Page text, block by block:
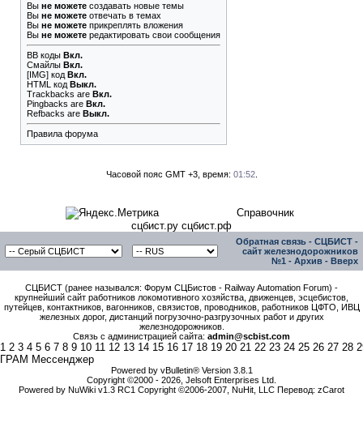
Вы не можете создавать новые темы
Вы не можете отвечать в темах
Вы не можете прикреплять вложения
Вы не можете редактировать свои сообщения
BB коды Вкл.
Смайлы Вкл.
[IMG] код Вкл.
HTML код Выкл.
Trackbacks are Вкл.
Pingbacks are Вкл.
Refbacks are Выкл.
Правила форума
Часовой пояс GMT +3, время: 01:52.
Справочник
сцбист.ру сцбист.рф
Обратная связь - СЦБИСТ -
сайт железнодорожников
№1 - Архив - Вверх
СЦБИСТ (ранее назывался: Форум СЦБистов - Railway Automation Forum) -
крупнейший сайт работников локомотивного хозяйства, движенцев, эсцебистов,
путейцев, контактников, вагонников, связистов, проводников, работников ЦФТО, ИВЦ
железных дорог, дистанций погрузочно-разгрузочных работ и других
железнодорожников.
Связь с администрацией сайта: admin@scbist.com
1 2 3 4 5 6 7 8 9 10 11 12 13 14 15 16 17 18 19 20 21 22 23 24 25 26 27 28
ГРАМ Мессенджер
Powered by vBulletin® Version 3.8.1
Copyright ©2000 - 2026, Jelsoft Enterprises Ltd.
Powered by NuWiki v1.3 RC1 Copyright ©2006-2007, NuHit, LLC Перевод: zCarot